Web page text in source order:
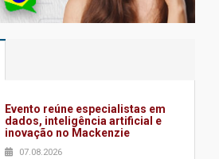
Evento reúne especialistas em
dados, inteligência artificial e
inovação no Mackenzie
07.08.2026